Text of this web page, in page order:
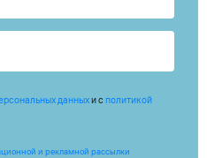
данныхи с политикой
и рекламной рассылки